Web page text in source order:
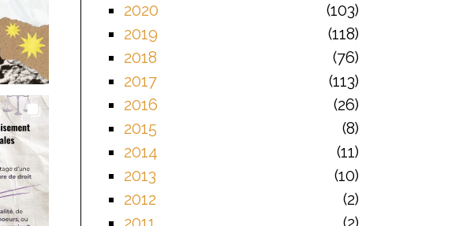
2020
103
2019
118
2018
76
2017
113
2016
26
2015
8
2014
11
2013
10
2012
2